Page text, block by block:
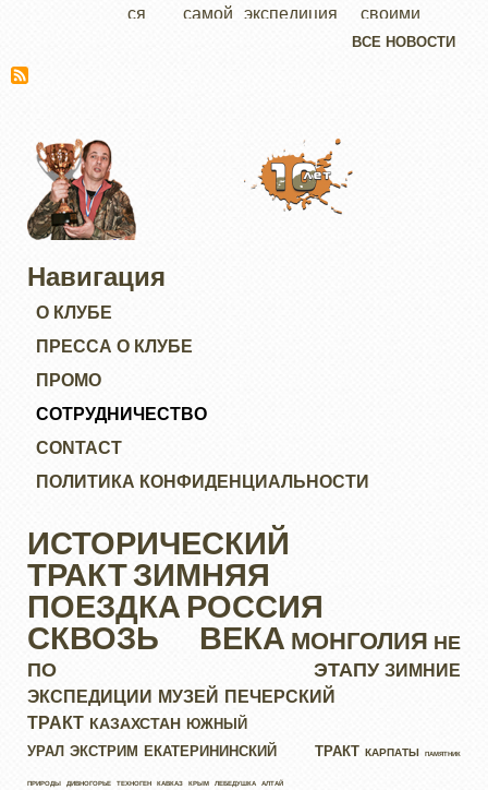
ся самой
Устюг, Ла
экспедиция
своими
сокровенны
ВСЕ НОВОСТИ
Навигация
О КЛУБЕ
ПРЕССА О КЛУБЕ
ПРОМО
СОТРУДНИЧЕСТВО
CONTACT
ПОЛИТИКА КОНФИДЕНЦИАЛЬНОСТИ
ИСТОРИЧЕСКИЙ
ТРАКТЗИМНЯЯ
ПОЕЗДКА РОССИЯ
СКВОЗЬ ВЕКА МОНГОЛИЯ НЕ
ПО ЭТАПУ ЗИМНИЕ
ЭКСПЕДИЦИИ
МУЗЕЙ
ПЕЧЕРСКИЙ
ТРАКТ КАЗАХСТАН ЮЖНЫЙ
УРАЛ ЭКСТРИМ ЕКАТЕРИНИНСКИЙ ТРАКТ КАРПАТЫ ПАМЯТНИК
ПРИРОДЫ ДИВНОГОРЬЕ ТЕХНОГЕН КАВКАЗ КРЫМ ЛЕБЕДУШКА АЛТАЙ